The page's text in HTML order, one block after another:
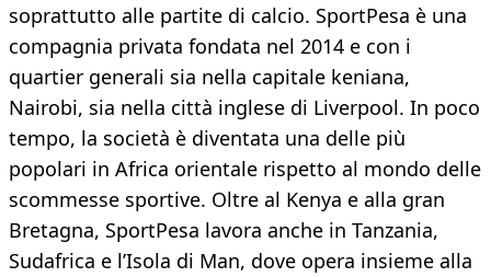
soprattutto alle partite di calcio. SportPesa è una
compagnia privata fondata nel 2014 e con i
quartier generali sia nella capitale keniana,
Nairobi, sia nella città inglese di Liverpool. In poco
tempo, la società è diventata una delle più
popolari in Africa orientale rispetto al mondo delle
scommesse sportive. Oltre al Kenya e alla gran
Bretagna, SportPesa lavora anche in Tanzania,
Sudafrica e l’Isola di Man, dove opera insieme alla